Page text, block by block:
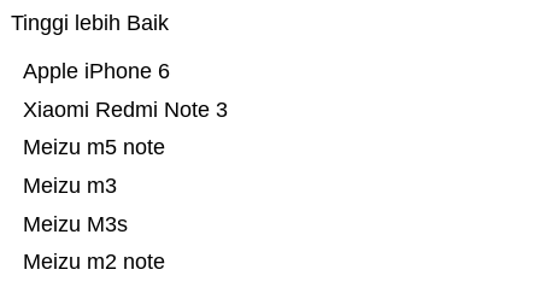
Tinggi lebih Baik
Meizu m2 note
Meizu M3s
Meizu m3
Meizu m5 note
Xiaomi Redmi Note 3
Apple iPhone 6